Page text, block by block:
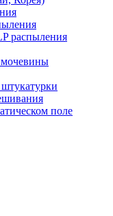
распыления
поле